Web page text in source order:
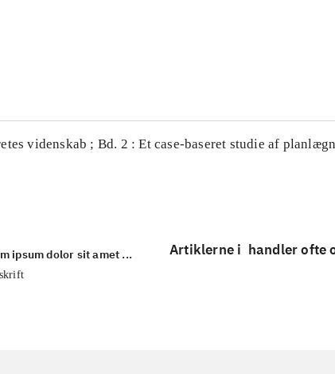
videnskab ; Bd. 2 : Et case-baseret studie af
ipsum dolor sit amet ... Artiklerne i handler ofte